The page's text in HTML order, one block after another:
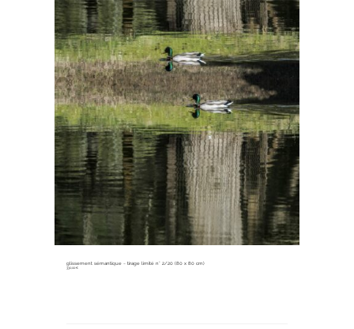
glissement sémantique ~ tirage limité n° 2/20 (80 x 80 cm)
330,00€